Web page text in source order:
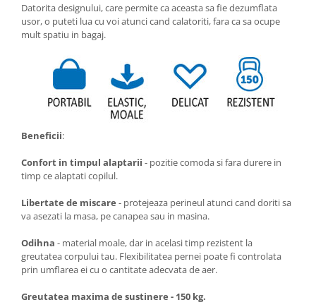
Datorita designului, care permite ca aceasta sa fie dezumflata
usor, o puteti lua cu voi atunci cand calatoriti, fara ca sa ocupe
mult spatiu in bagaj.
Beneficii:
Confort in timpul alaptarii - pozitie comoda si fara durere in
timp ce alaptati copilul.
Libertate de miscare - protejeaza perineul atunci cand doriti sa
va asezati la masa, pe canapea sau in masina.
Odihna - material moale, dar in acelasi timp rezistent la
greutatea corpului tau. Flexibilitatea pernei poate fi controlata
prin umflarea ei cu o cantitate adecvata de aer.
Greutatea maxima de sustinere - 150 kg.